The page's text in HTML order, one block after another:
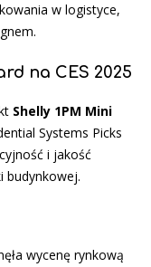
w logistyce,
na CES 2025
Shelly 1PM Mini
Systems Picks
i jakość
budynkowej.
wycenę rynkową